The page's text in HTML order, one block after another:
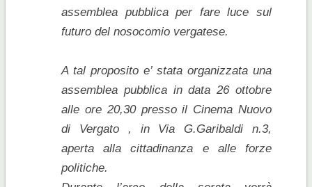
assemblea pubblica per fare luce sul
futuro del nosocomio vergatese.
A tal proposito e’ stata organizzata una
assemblea pubblica in data 26 ottobre
alle ore 20,30 presso il Cinema Nuovo
di Vergato , in Via G.Garibaldi n.3,
aperta alla cittadinanza e alle forze
politiche.